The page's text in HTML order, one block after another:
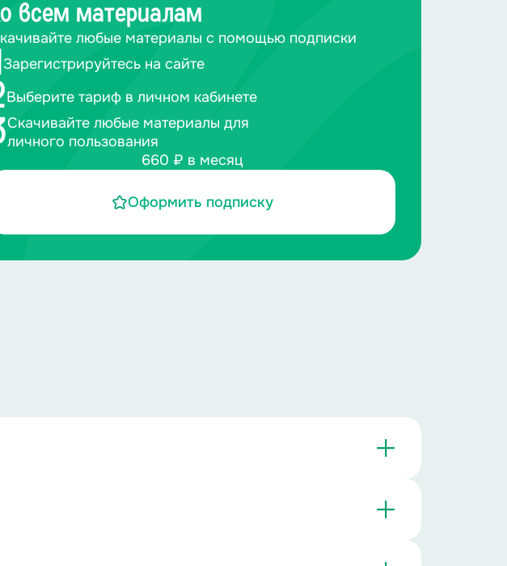
всем материалам
любые материалы с помощью подписки
Зарегистрируйтесь на сайте
Выберите тариф в личном кабинете
Скачивайте любые материалы для
личного пользования
660 ₽ в месяц
Оформить подписку